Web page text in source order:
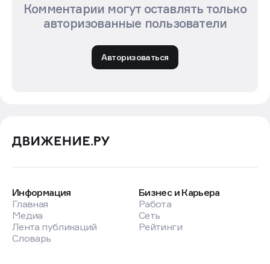
Комментарии могут оставлять только
авторизованные пользователи
Авторизоваться
Информация
Главная
Медиа
Лента публикаций
Словарь
Бизнес и Карьера
Работа
Сеть
Рейтинги